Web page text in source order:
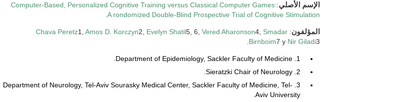
الإسم الأصلي:
Computer-Based, Personalized Cognitive Training versus Classical Computer Games:
A rondomized Double-Blind Prospective Trial of Cognitive Stimulation
المؤلفون:
Chava Peretz1, Amos D. Korczyn2, Evelyn Shatil5, 6, Vered Aharonson4, Smadar
Birnboim7 y Nir Giladi3.
1. Department of Epidemiology, Sackler Faculty of Medicine.
2. Sieratzki Chair of Neurology.
3. Department of Neurology, Tel-Aviv Sourasky Medical Center, Sackler Faculty of Medicine, Tel-
Aviv University.